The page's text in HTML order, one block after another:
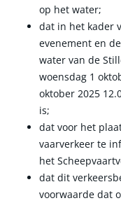
op het water;
dat in het kader
evenement en
water van de
woensdag 1
oktober 2025
is;
dat voor het
vaarverkeer te
het
dat dit
voorwaarde dat